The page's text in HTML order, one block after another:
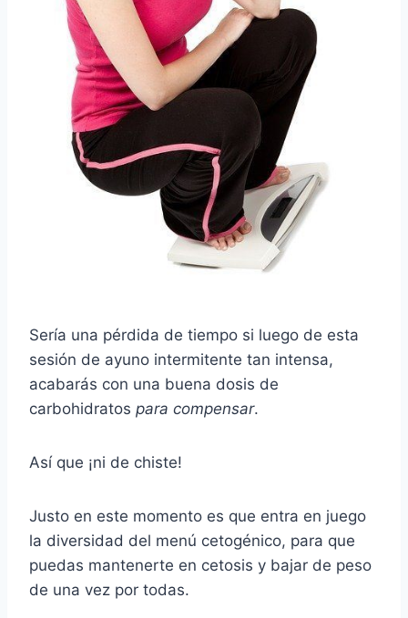
Sería una pérdida de tiempo si luego de esta
sesión de ayuno intermitente tan intensa,
acabarás con una buena dosis de
carbohidratos para compensar.
Así que ¡ni de chiste!
Justo en este momento es que entra en juego
la diversidad del menú cetogénico, para que
puedas mantenerte en cetosis y bajar de peso
de una vez por todas.